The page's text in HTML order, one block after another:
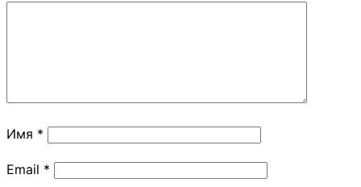
Имя *
Email *